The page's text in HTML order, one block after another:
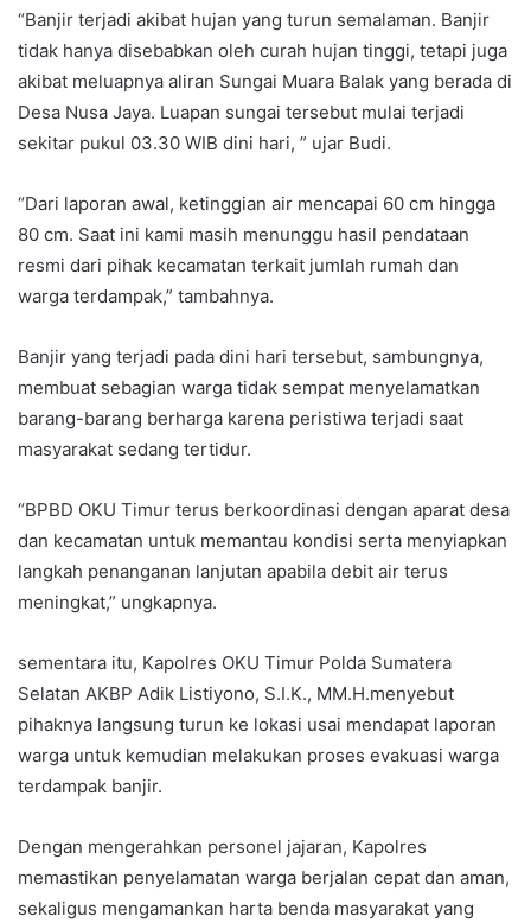
“Banjir terjadi akibat hujan yang turun semalaman. Banjir
tidak hanya disebabkan oleh curah hujan tinggi, tetapi juga
akibat meluapnya aliran Sungai Muara Balak yang berada di
Desa Nusa Jaya. Luapan sungai tersebut mulai terjadi
sekitar pukul 03.30 WIB dini hari, ” ujar Budi.
“Dari laporan awal, ketinggian air mencapai 60 cm hingga
80 cm. Saat ini kami masih menunggu hasil pendataan
resmi dari pihak kecamatan terkait jumlah rumah dan
warga terdampak,” tambahnya.
Banjir yang terjadi pada dini hari tersebut, sambungnya,
membuat sebagian warga tidak sempat menyelamatkan
barang-barang berharga karena peristiwa terjadi saat
masyarakat sedang tertidur.
“BPBD OKU Timur terus berkoordinasi dengan aparat desa
dan kecamatan untuk memantau kondisi serta menyiapkan
langkah penanganan lanjutan apabila debit air terus
meningkat,” ungkapnya.
sementara itu, Kapolres OKU Timur Polda Sumatera
Selatan AKBP Adik Listiyono, S.I.K., MM.H.menyebut
pihaknya langsung turun ke lokasi usai mendapat laporan
warga untuk kemudian melakukan proses evakuasi warga
terdampak banjir.
Dengan mengerahkan personel jajaran, Kapolres
memastikan penyelamatan warga berjalan cepat dan aman,
sekaligus mengamankan harta benda masyarakat yang